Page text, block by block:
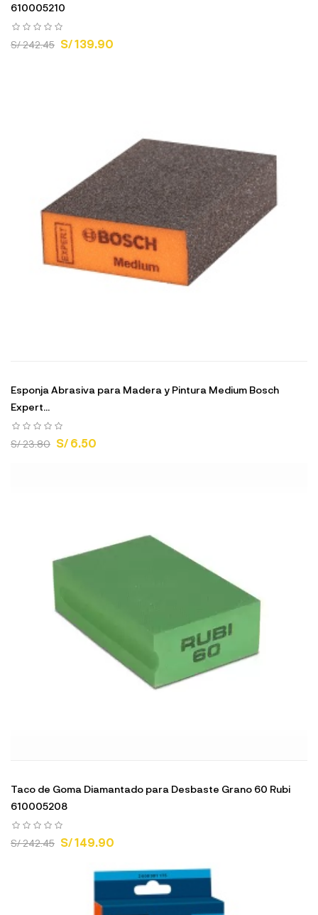
610005210
S/ 242.45 S/ 139.90
Esponja Abrasiva para Madera y Pintura Medium Bosch
Expert...
S/ 23.80 S/ 6.50
Taco de Goma Diamantado para Desbaste Grano 60 Rubi
610005208
S/ 242.45 S/ 149.90